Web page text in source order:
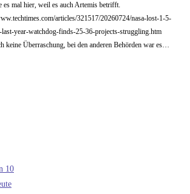
es mal hier, weil es auch Artemis betrifft.
articles/321517/20260724/nasa-lost-1-5-
year-watchdog-finds-25-36-projects-struggling.htm
keine Überraschung, bei den anderen Behörden war es…
10